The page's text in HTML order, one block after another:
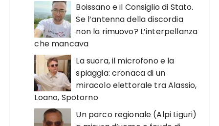
Boissano e il Consiglio di Stato.
Se l’antenna della discordia
non la rimuovo? L’interpellanza
che mancava
La suora, il microfono e la
spiaggia: cronaca di un
miracolo elettorale tra Alassio,
Loano, Spotorno
Un parco regionale (Alpi Liguri)